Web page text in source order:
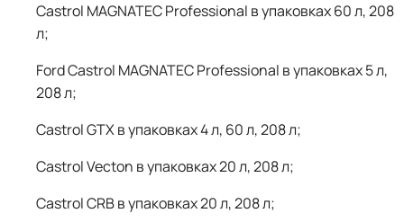
Castrol MAGNATEC Professional в упаковках 60 л, 208
л;
Ford Castrol MAGNATEC Professional в упаковках 5 л,
208 л;
Castrol GTX в упаковках 4 л, 60 л, 208 л;
Castrol Vecton в упаковках 20 л, 208 л;
Castrol CRB в упаковках 20 л, 208 л;